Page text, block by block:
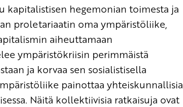
kapitalistisen hegemonian toimesta ja
proletariaatin oma ympäristöliike,
aiheuttamaan
ympäristökriisin perimmäistä
ja korvaa sen sosialistisella
painottaa yhteiskunnallisia
Näitä kollektiivisia ratkaisuja ovat